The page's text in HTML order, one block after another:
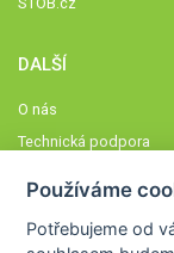
DALŠÍ
O nás
Technická podpora
Členové STOBklubu
Používáme
Potřebujeme od